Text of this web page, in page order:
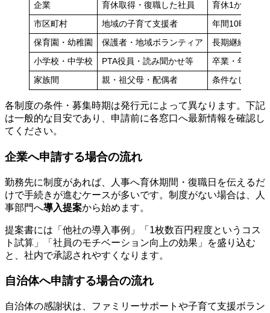
企業 育休取得・復職した社員 育休1か月以
市区町村 地域の子育て支援者 年間10時間以
保育園・幼稚園 保護者・地域ボランティア 長期継続の
小学校・中学校 PTA役員・読み聞かせ等 卒業・年度末
家族間 親・祖父母・配偶者 条件なし（自
各制度の条件・募集時期は発行元によって異なります。下記
は一般的な目安であり、申請前に各窓口へ最新情報を確認し
てください。
企業へ申請する場合の流れ
勤務先に制度があれば、人事へ育休期間・復職日を伝えるだ
けで手続きが進むケースが多いです。制度がない場合は、人
事部門へ導入提案から始めます。
提案書には「他社の導入事例」「1枚数百円程度というコス
ト試算」「社員のモチベーション向上の効果」を盛り込む
と、社内で承認されやすくなります。
自治体へ申請する場合の流れ
自治体の感謝状は、ファミリーサポートや子育て支援ボラン